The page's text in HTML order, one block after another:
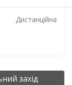
Дистанційна
захід